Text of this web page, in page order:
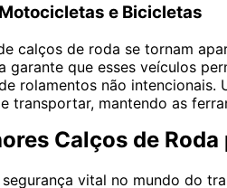
e Bicicletas
calços de roda se tornam
que esses veículos
rolamentos não
transportar, mantendo as
Calços de Roda
vital no mundo do